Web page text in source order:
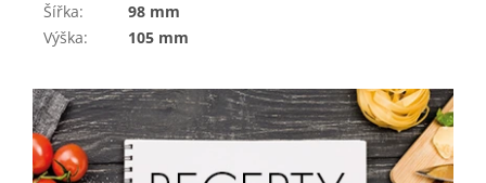
Šířka:
98 mm
Výška: 105 mm